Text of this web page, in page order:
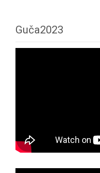
Guča2023